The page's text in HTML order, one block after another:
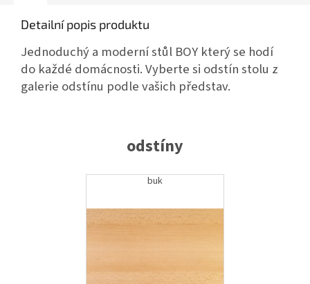
Detailní popis produktu
Jednoduchý a moderní stůl BOY který se hodí
do každé domácnosti. Vyberte si odstín stolu z
galerie odstínu podle vašich představ.
odstíny
buk